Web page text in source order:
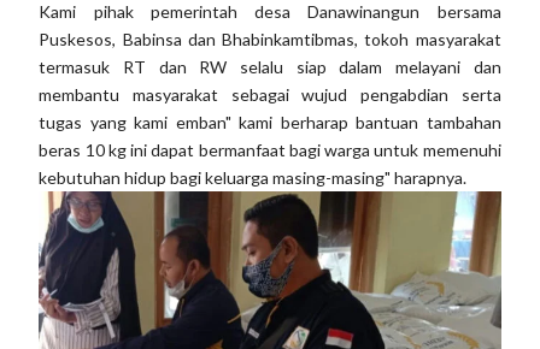
Kami pihak pemerintah desa Danawinangun bersama
Puskesos, Babinsa dan Bhabinkamtibmas, tokoh masyarakat
termasuk RT dan RW selalu siap dalam melayani dan
membantu masyarakat sebagai wujud pengabdian serta
tugas yang kami emban" kami berharap bantuan tambahan
beras 10 kg ini dapat bermanfaat bagi warga untuk memenuhi
kebutuhan hidup bagi keluarga masing-masing" harapnya.